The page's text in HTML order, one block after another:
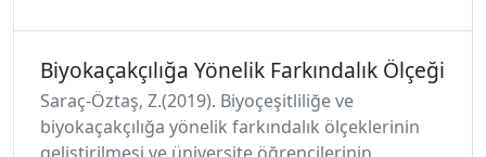
Biyokaçakçılığa Yönelik Farkındalık Ölçeği
Saraç-Öztaş, Z.(2019). Biyoçeşitliliğe ve
biyokaçakçılığa yönelik farkındalık ölçeklerinin